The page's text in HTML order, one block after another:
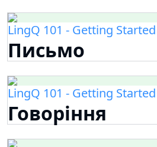
LingQ 101 - Getting Started
Письмо
LingQ 101 - Getting Started
Говоріння